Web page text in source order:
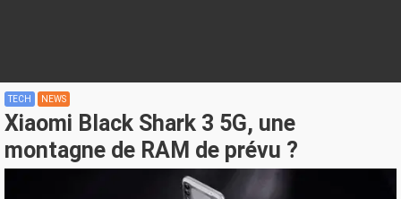
TECH NEWS
Xiaomi Black Shark 3 5G, une
montagne de RAM de prévu ?